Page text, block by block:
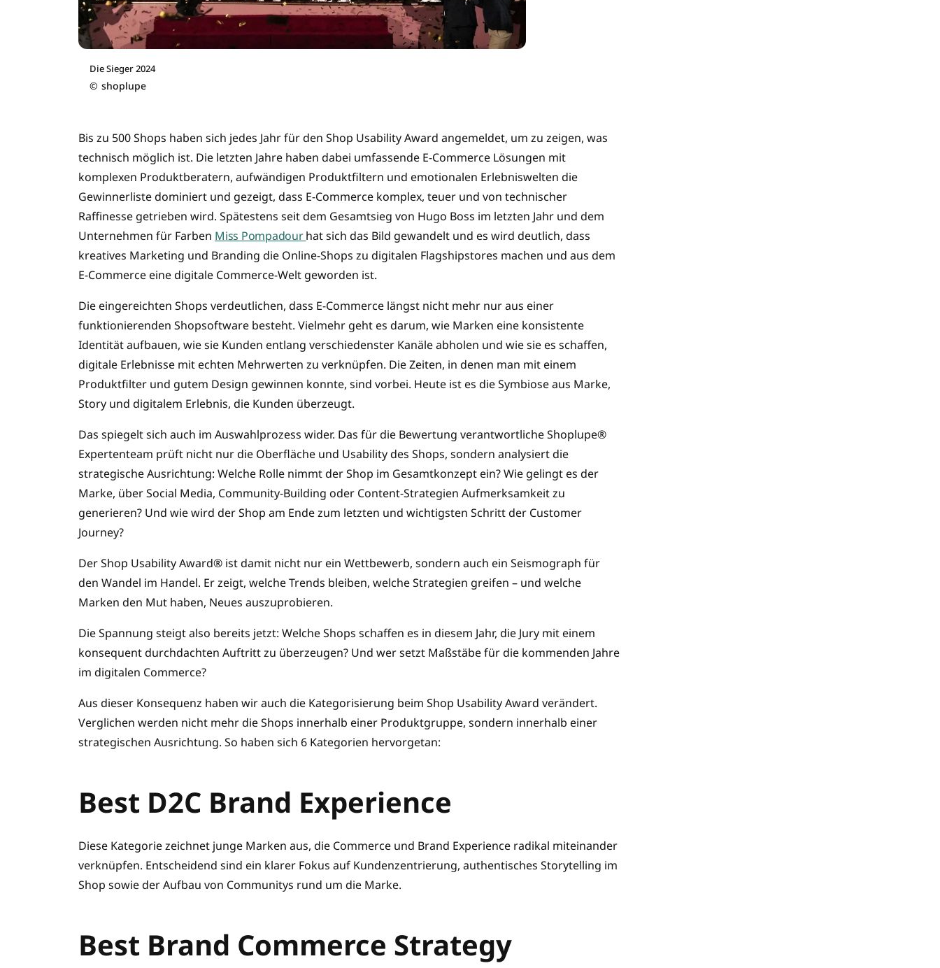
Die Sieger 2024
© shoplupe
Bis zu 500 Shops haben sich jedes Jahr für den Shop Usability Award angemeldet, um zu zeigen, was
technisch möglich ist. Die letzten Jahre haben dabei umfassende E-Commerce Lösungen mit
komplexen Produktberatern, aufwändigen Produktfiltern und emotionalen Erlebniswelten die
Gewinnerliste dominiert und gezeigt, dass E-Commerce komplex, teuer und von technischer
Raffinesse getrieben wird. Spätestens seit dem Gesamtsieg von Hugo Boss im letzten Jahr und dem
Unternehmen für Farben Miss Pompadourhat sich das Bild gewandelt und es wird deutlich, dass
kreatives Marketing und Branding die Online-Shops zu digitalen Flagshipstores machen und aus dem
E-Commerce eine digitale Commerce-Welt geworden ist.
Die eingereichten Shops verdeutlichen, dass E-Commerce längst nicht mehr nur aus einer
funktionierenden Shopsoftware besteht. Vielmehr geht es darum, wie Marken eine konsistente
Identität aufbauen, wie sie Kunden entlang verschiedenster Kanäle abholen und wie sie es schaffen,
digitale Erlebnisse mit echten Mehrwerten zu verknüpfen. Die Zeiten, in denen man mit einem
Produktfilter und gutem Design gewinnen konnte, sind vorbei. Heute ist es die Symbiose aus Marke,
Story und digitalem Erlebnis, die Kunden überzeugt.
Das spiegelt sich auch im Auswahlprozess wider. Das für die Bewertung verantwortliche Shoplupe®
Expertenteam prüft nicht nur die Oberfläche und Usability des Shops, sondern analysiert die
strategische Ausrichtung: Welche Rolle nimmt der Shop im Gesamtkonzept ein? Wie gelingt es der
Marke, über Social Media, Community-Building oder Content-Strategien Aufmerksamkeit zu
generieren? Und wie wird der Shop am Ende zum letzten und wichtigsten Schritt der Customer
Journey?
Der Shop Usability Award® ist damit nicht nur ein Wettbewerb, sondern auch ein Seismograph für
den Wandel im Handel. Er zeigt, welche Trends bleiben, welche Strategien greifen – und welche
Marken den Mut haben, Neues auszuprobieren.
Die Spannung steigt also bereits jetzt: Welche Shops schaffen es in diesem Jahr, die Jury mit einem
konsequent durchdachten Auftritt zu überzeugen? Und wer setzt Maßstäbe für die kommenden Jahre
im digitalen Commerce?
Aus dieser Konsequenz haben wir auch die Kategorisierung beim Shop Usability Award verändert.
Verglichen werden nicht mehr die Shops innerhalb einer Produktgruppe, sondern innerhalb einer
strategischen Ausrichtung. So haben sich 6 Kategorien hervorgetan:
Best D2C Brand Experience
Diese Kategorie zeichnet junge Marken aus, die Commerce und Brand Experience radikal miteinander
verknüpfen. Entscheidend sind ein klarer Fokus auf Kundenzentrierung, authentisches Storytelling im
Shop sowie der Aufbau von Communitys rund um die Marke.
Best Brand Commerce Strategy